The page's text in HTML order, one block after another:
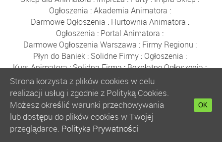
Ogłoszenia :Akademia Animatora :
Darmowe Ogłoszenia : Hurtownia Animatora :
Ogłoszenia : Portal Animatora :
Darmowe Ogłoszenia Warszawa : Firmy Regionu :
Płyn do Baniek: Solidne Firmy: Ogłoszenia :
Kurs Animatora:Solidna Firma:Bezpłatne Ogłoszenia:
Animator Czasu Wolnego:
Bezpłatne Ogłoszenia Warszawa:sklep animatora
Bańki Mydlane:Bezpłatne Ogłoszenia
Szkolenie Animatorów:Kurs Animatora
:
Kurs Animatora Warszawa :Rumia
Kurs Animatora Poznań:
Strona korzysta z plików cookies w celu
realizacji usług i zgodnie z Polityką Cookies.
Możesz określić warunki przechowywania
lub dostępu do plików cookies w Twojej
przeglądarce. Polityka Prywatności
OK